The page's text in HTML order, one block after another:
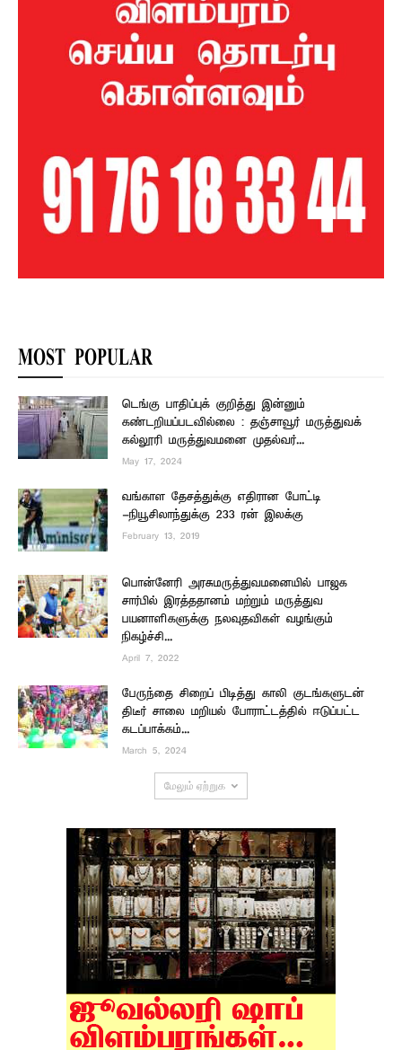
MOST POPULAR
டெங்கு பாதிப்புக் குறித்து இன்னும்
கண்டறியப்படவில்லை : தஞ்சாவூர் மருத்துவக்
கல்லூரி மருத்துவமனை முதல்வர்...
May 17, 2024
வங்காள தேசத்துக்கு எதிரான போட்டி
-நியூசிலாந்துக்கு 233 ரன் இலக்கு
February 13, 2019
பொன்னேரி அரசுமருத்துவமனையில் பாஜக
சார்பில் இரத்ததானம் மற்றும் மருத்துவ
பயனாளிகளுக்கு நலவுதவிகள் வழங்கும்
நிகழ்ச்சி...
April 7, 2022
பேருந்தை சிறைப் பிடித்து காலி குடங்களுடன்
திடீர் சாலை மறியல் போராட்டத்தில் ஈடுப்பட்ட
கடப்பாக்கம்...
March 5, 2024
மேலும் ஏற்றுக